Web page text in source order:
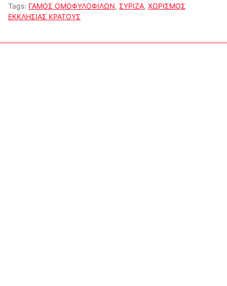
Tags: ΓΑΜΟΣ ΟΜΟΦΥΛΟΦΙΛΩΝ, ΣΥΡΙΖΑ, ΧΩΡΙΣΜΟΣ
ΕΚΚΛΗΣΙΑΣ ΚΡΑΤΟΥΣ